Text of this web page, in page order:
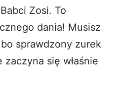
Zosi. To
dania! Musisz
sprawdzony zurek
zaczyna się właśnie